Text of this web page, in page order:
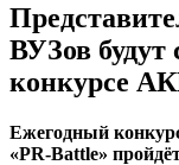
ВУЗов будут
конкурсе
Ежегодный
«PR-Battle»